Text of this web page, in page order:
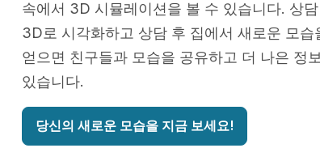
속에서 3D 시뮬레이션을 볼 수 있습니다. 상
3D로 시각화하고 상담 후 집에서 새로운 모
얻으면 친구들과 모습을 공유하고 더 나은 정
있습니다.
당신의 새로운 모습을 지금 보세요!